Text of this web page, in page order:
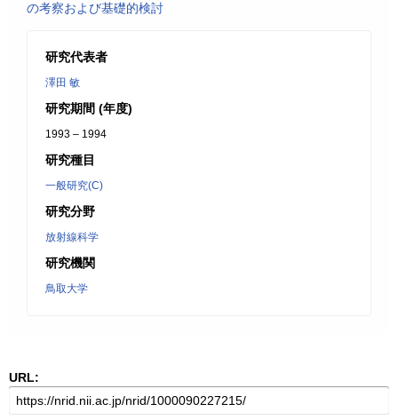
の考察および基礎的検討
研究代表者
澤田 敏
研究期間 (年度)
1993 – 1994
研究種目
一般研究(C)
研究分野
放射線科学
研究機関
鳥取大学
URL: